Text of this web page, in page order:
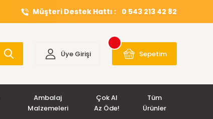
Müşteri Destek Hattı : 0 543 213 42 82
Üye Girişi Sepetim
Ambalaj
Malzemeleri
Çok Al
Az Öde!
Tüm
Ürünler